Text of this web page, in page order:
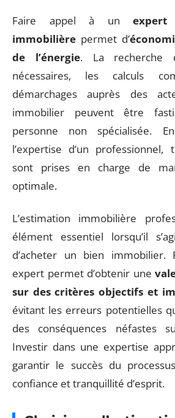
Faire appel à un
immobilière permet d’
de l’énergie. La recherche
nécessaires, les calculs
démarchages auprès des
immobilier peuvent être
personne non spécialisée.
l’expertise d’un professionnel,
sont prises en charge de
optimale.
L’estimation immobilière
élément essentiel lorsqu’il
d’acheter un bien
expert permet d’obtenir une
sur des critères objectifs et
évitant les erreurs potentielles
des conséquences néfastes
Investir dans une expertise
garantir le succès du
confiance et tranquillité d’esprit.